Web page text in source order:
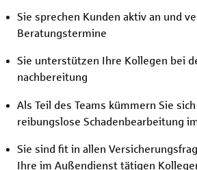
Sie sprechen Kunden aktiv an und
Beratungstermine
Sie unterstützen Ihre Kollegen bei
nachbereitung
Als Teil des Teams kümmern Sie
reibungslose Schadenbearbeitung
Sie sind fit in allen
Ihre im Außendienst tätigen